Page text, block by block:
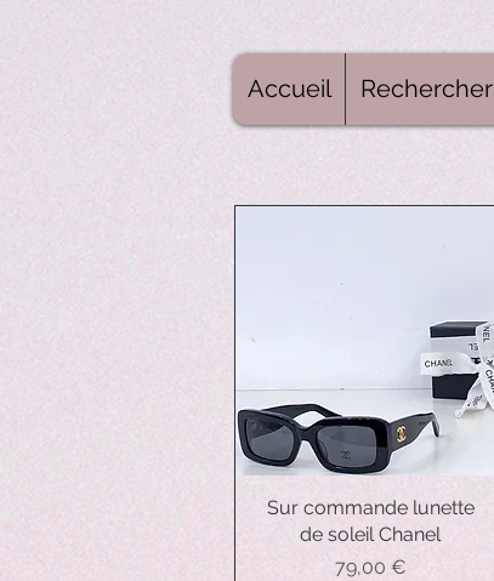
Accueil Rechercher
Aperçu rapide
Sur commande lunette
de soleil Chanel
Prix
79,00 €